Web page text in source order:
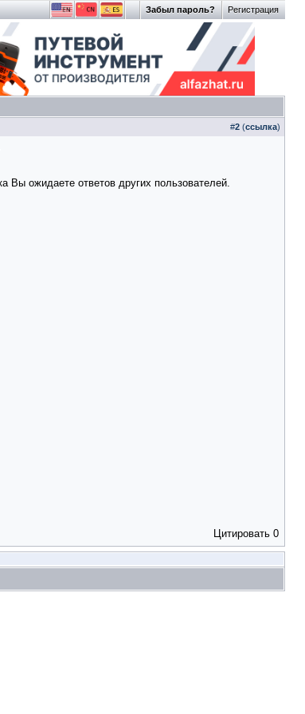
Регистрация
Забыл пароль?
#2 (ссылка)
Вы ожидаете ответов других пользователей.
Цитировать 0